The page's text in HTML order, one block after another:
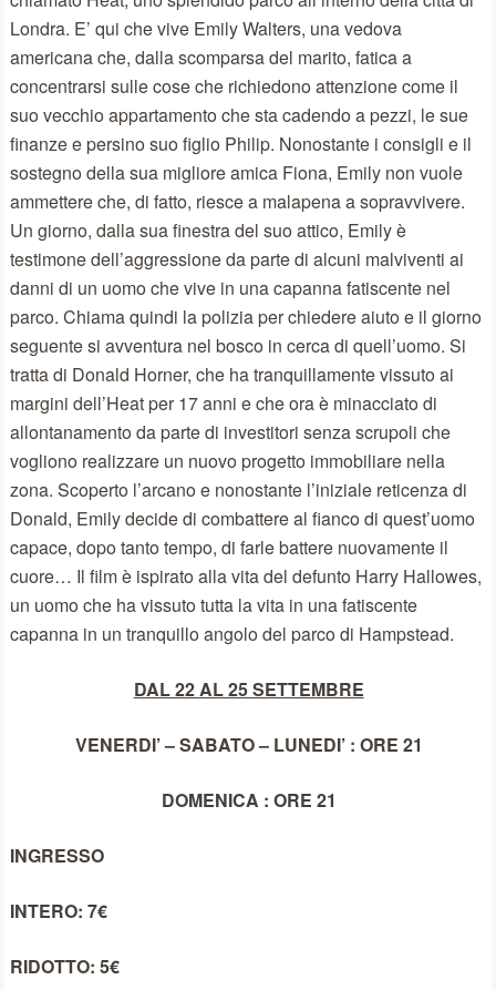
Londra. E’ qui che vive Emily Walters, una vedova
americana che, dalla scomparsa del marito, fatica a
concentrarsi sulle cose che richiedono attenzione come il
suo vecchio appartamento che sta cadendo a pezzi, le sue
finanze e persino suo figlio Philip. Nonostante i consigli e il
sostegno della sua migliore amica Fiona, Emily non vuole
ammettere che, di fatto, riesce a malapena a sopravvivere.
Un giorno, dalla sua finestra del suo attico, Emily è
testimone dell’aggressione da parte di alcuni malviventi ai
danni di un uomo che vive in una capanna fatiscente nel
parco. Chiama quindi la polizia per chiedere aiuto e il giorno
seguente si avventura nel bosco in cerca di quell’uomo. Si
tratta di Donald Horner, che ha tranquillamente vissuto ai
margini dell’Heat per 17 anni e che ora è minacciato di
allontanamento da parte di investitori senza scrupoli che
vogliono realizzare un nuovo progetto immobiliare nella
zona. Scoperto l’arcano e nonostante l’iniziale reticenza di
Donald, Emily decide di combattere al fianco di quest’uomo
capace, dopo tanto tempo, di farle battere nuovamente il
cuore… Il film è ispirato alla vita del defunto Harry Hallowes,
un uomo che ha vissuto tutta la vita in una fatiscente
capanna in un tranquillo angolo del parco di Hampstead.
DAL 22 AL 25 SETTEMBRE
VENERDI’ – SABATO – LUNEDI’ : ORE 21
DOMENICA : ORE 21
INGRESSO
INTERO: 7€
RIDOTTO: 5€